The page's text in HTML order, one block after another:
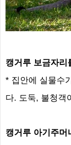
캥거루 보금자리
* 집안에 실물수
다. 도둑, 불청객
캥거루 아기주머